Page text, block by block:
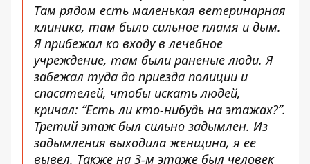
Там рядом есть маленькая ветеринарная
клиника, там было сильное пламя и дым.
Я прибежал ко входу в лечебное
учреждение, там были раненые люди. Я
забежал туда до приезда полиции и
спасателей, чтобы искать людей,
кричал: “Есть ли кто-нибудь на этажах?”.
Третий этаж был сильно задымлен. Из
задымления выходила женщина, я ее
вывел. Также на 3-м этаже был человек